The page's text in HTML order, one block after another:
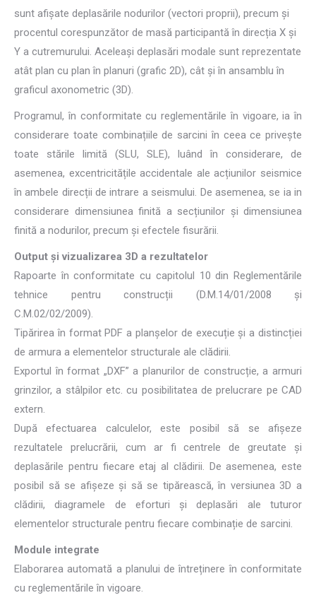
sunt afișate deplasările nodurilor (vectori proprii), precum și
procentul corespunzător de masă participantă în direcția X și
Y a cutremurului. Aceleași deplasări modale sunt reprezentate
atât plan cu plan în planuri (grafic 2D), cât și în ansamblu în
graficul axonometric (3D).
Programul, în conformitate cu reglementările în vigoare, ia în
considerare toate combinațiile de sarcini în ceea ce privește
toate stările limită (SLU, SLE), luând în considerare, de
asemenea, excentricitățile accidentale ale acțiunilor seismice
în ambele direcții de intrare a seismului. De asemenea, se ia in
considerare dimensiunea finită a secțiunilor și dimensiunea
finită a nodurilor, precum și efectele fisurării.
Output și vizualizarea 3D a rezultatelor
Rapoarte în conformitate cu capitolul 10 din Reglementările
tehnice pentru construcții (D.M.14/01/2008 și
C.M.02/02/2009).
Tipărirea în format PDF a planșelor de execuție și a distincției
de armura a elementelor structurale ale clădirii.
Exportul în format „DXF” a planurilor de construcție, a armuri
grinzilor, a stâlpilor etc. cu posibilitatea de prelucrare pe CAD
extern.
După efectuarea calculelor, este posibil să se afișeze
rezultatele prelucrării, cum ar fi centrele de greutate și
deplasările pentru fiecare etaj al clădirii. De asemenea, este
posibil să se afișeze și să se tipărească, în versiunea 3D a
clădirii, diagramele de eforturi și deplasări ale tuturor
elementelor structurale pentru fiecare combinație de sarcini.
Module integrate
Elaborarea automată a planului de întreținere în conformitate
cu reglementările în vigoare.